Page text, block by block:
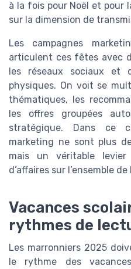
à la fois pour Noël et pour
sur la dimension de
Les campagnes
articulent ces fêtes avec
les réseaux sociaux et
physiques. On voit se
thématiques, les
les offres groupées
stratégique. Dans ce
marketing ne sont plus
mais un véritable
d’affaires sur l’ensemble de
Vacances
rythmes de
Les marronniers 2025
le rythme des